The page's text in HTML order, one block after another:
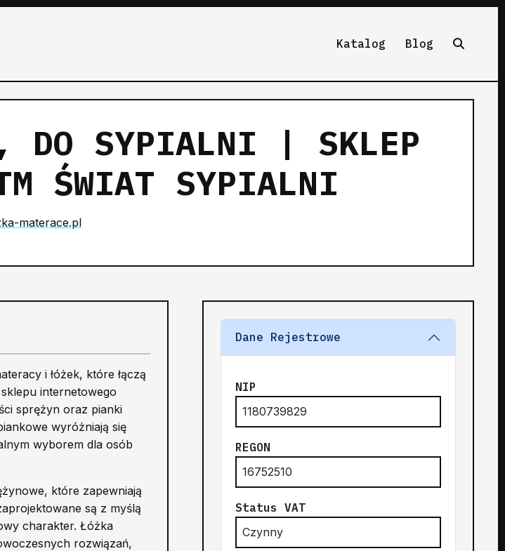
Katalog Blog
DO SYPIALNI | SKLEP
ŚWIAT SYPIALNI
materace.pl
i łóżek, które łączą
internetowego
sprężyn oraz pianki
wyróżniają się
wyborem dla osób
które zapewniają
są z myślą
charakter. Łóżka
rozwiązań,
Dane Rejestrowe
NIP
1180739829
REGON
16752510
Status VAT
Czynny